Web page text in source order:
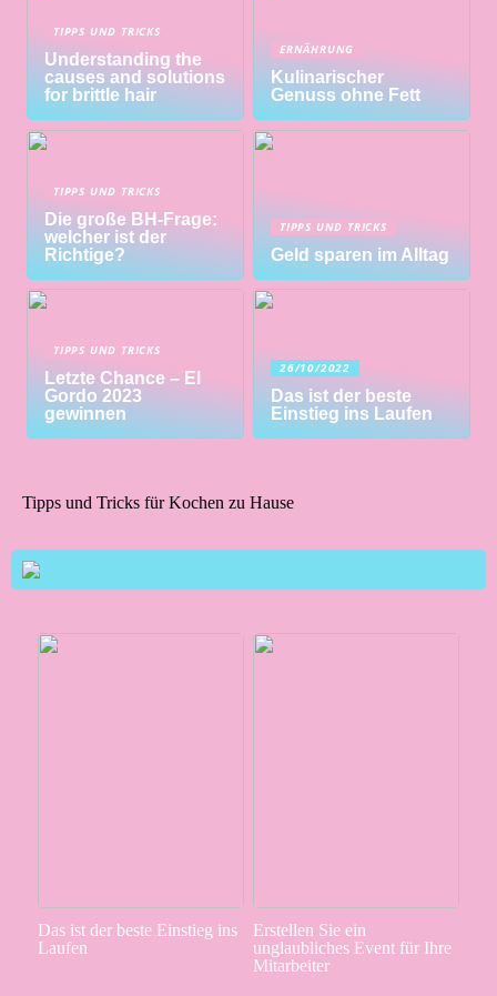
TIPPS UND TRICKS
Understanding the
causes and solutions
for brittle hair
ERNÄHRUNG
Kulinarischer
Genuss ohne Fett
TIPPS UND TRICKS
Die große BH-Frage:
welcher ist der
Richtige?
TIPPS UND TRICKS
Geld sparen im Alltag
TIPPS UND TRICKS
Letzte Chance – El
Gordo 2023
gewinnen
26/10/2022
Das ist der beste
Einstieg ins Laufen
Tipps und Tricks für Kochen zu Hause
Das ist der beste Einstieg ins
Laufen
Erstellen Sie ein
unglaubliches Event für Ihre
Mitarbeiter